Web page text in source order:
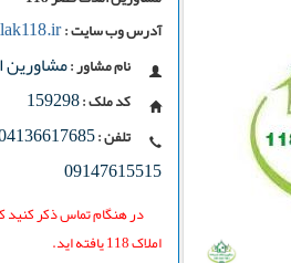
آدرس وب سایت :
نام مشاور :مشاورین
کد ملک :159298
تلفن :04136617296
09147615515
در هنگام تماس ذکر کنید
املاک 118 یافته اید.